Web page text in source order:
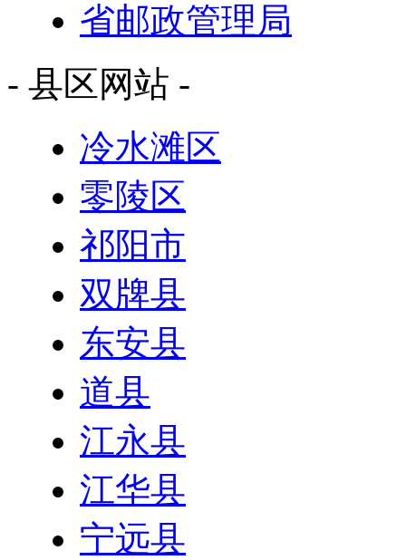
省邮政管理局
- 县区网站 -
冷水滩区
零陵区
祁阳市
双牌县
东安县
道县
江永县
江华县
宁远县